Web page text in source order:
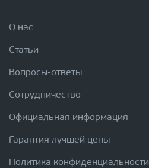
О нас
Статьи
Вопросы-ответы
Сотрудничество
Официальная информация
Гарантия лучшей цены
Политика конфиденциальности